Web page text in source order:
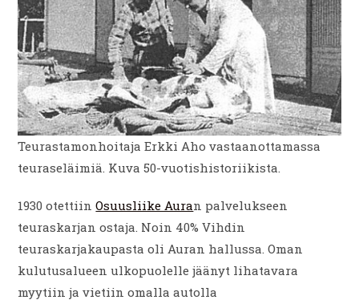
Teurastamonhoitaja Erkki Aho vastaanottamassa
teuraseläimiä. Kuva 50-vuotishistoriikista.
1930 otettiinOsuusliike Auran palvelukseen
teuraskarjan ostaja. Noin 40% Vihdin
teuraskarjakaupasta oli Auran hallussa. Oman
kulutusalueen ulkopuolelle jäänyt lihatavara
myytiin ja vietiin omalla autolla